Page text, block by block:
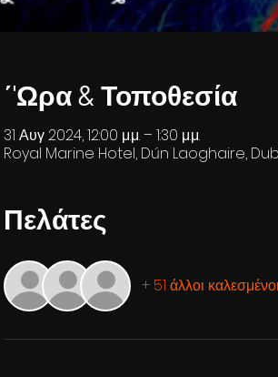
΄'Ωρα & Τοποθεσία
31 Αυγ 2024, 12:00 μ.μ. – 1:30 μ.μ.
Royal Marine Hotel, Dún Laoghaire,
Πελάτες
+ 51 άλλοι καλεσμένοι